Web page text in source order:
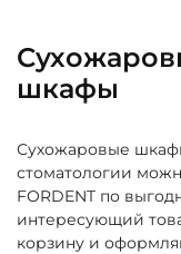
шкафы
Сухожаровые
стоматологии
FORDENT по
интересующий
корзину и